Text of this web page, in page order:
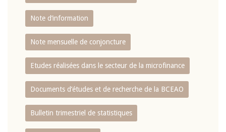
Note d’information
Note mensuelle de conjoncture
Etudes réalisées dans le secteur de la microfinance
Documents d’études et de recherche de la BCEAO
Bulletin trimestriel de statistiques